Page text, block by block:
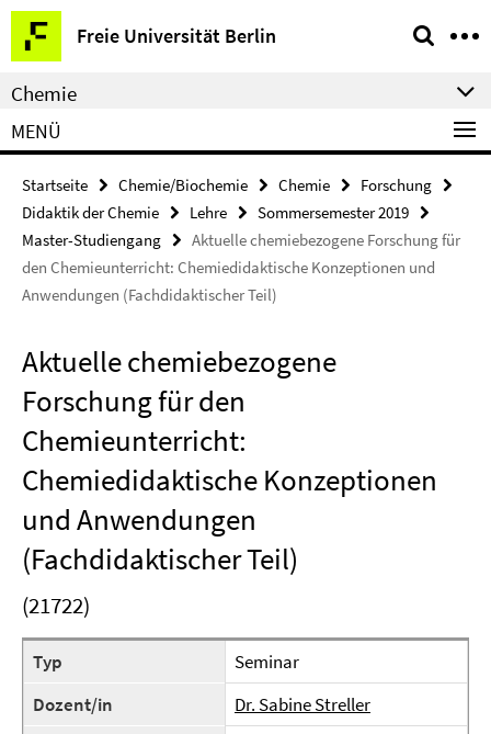
Springe
direkt
zu
Inhalt
Freie Universität Berlin
Service-
Navigation
Chemie
MENÜ
Startseite Chemie/Biochemie Chemie
Forschung
Didaktik der Chemie
Lehre
Sommersemester 2019
Master-Studiengang
Aktuelle chemiebezogene Forschung für
den Chemieunterricht: Chemiedidaktische Konzeptionen und
Anwendungen (Fachdidaktischer Teil)
Aktuelle chemiebezogene
Forschung für den
Chemieunterricht:
Chemiedidaktische Konzeptionen
und Anwendungen
(Fachdidaktischer Teil)
(21722)
Typ
Seminar
Dozent/in
Dr. Sabine Streller